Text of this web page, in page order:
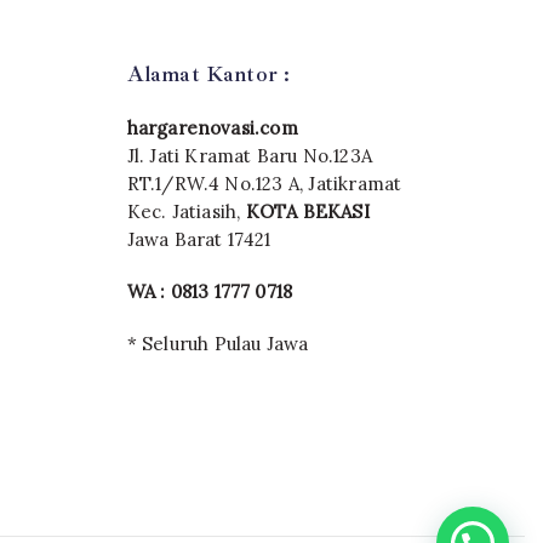
Alamat Kantor :
hargarenovasi.com
Jl. Jati Kramat Baru No.123A
RT.1/RW.4 No.123 A, Jatikramat
Kec. Jatiasih, KOTA BEKASI
Jawa Barat 17421
WA : 0813 1777 0718
* Seluruh Pulau Jawa